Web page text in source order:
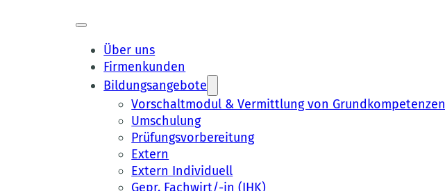
Über uns
Firmenkunden
Bildungsangebote
Vorschaltmodul & Vermittlung von Grundkompetenzen
Umschulung
Prüfungsvorbereitung
Extern
Extern Individuell
Gepr. Fachwirt/-in (IHK)